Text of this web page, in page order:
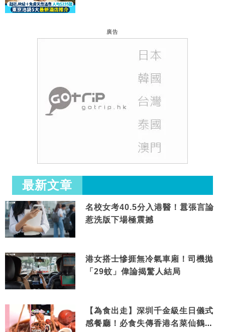
廣告
最新文章
名校女考40.5分入港醫！囂張言論
惹洗版下場極震撼
港女搭士慘捱無冷氣車廂！司機拋
「29蚊」偉論揭驚人結局
【為食出走】深圳千金級生日儀式
感餐廳！必食失傳香港名菜仙鶴神